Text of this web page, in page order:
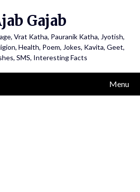
Gajab
Vrat Katha, Pauranik Katha, Jyotish,
Health, Poem, Jokes, Kavita, Geet,
SMS, Interesting Facts
Menu